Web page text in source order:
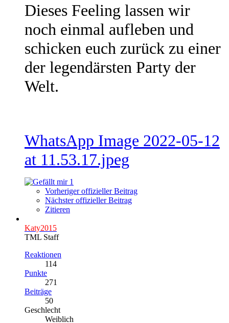
Dieses Feeling lassen wir
noch einmal aufleben und
schicken euch zurück zu einer
der legendärsten Party der
Welt.
WhatsApp Image 2022-05-12
at 11.53.17.jpeg
1
Vorheriger offizieller Beitrag
Nächster offizieller Beitrag
Zitieren
Katy2015
TML Staff
Reaktionen
114
Punkte
271
Beiträge
50
Geschlecht
Weiblich